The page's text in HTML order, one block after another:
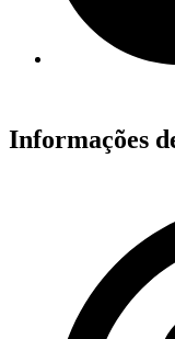
Informações